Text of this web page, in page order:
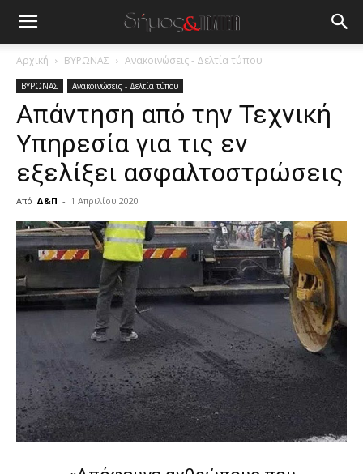
Αρχική ΒΥΡΩΝΑΣ Ανακοινώσεις - Δελτία τύπου
ΒΥΡΩΝΑΣ Ανακοινώσεις - Δελτία τύπου
Απάντηση από την Τεχνική
Υπηρεσία για τις εν
εξελίξει ασφαλτοστρώσεις
Από Δ&Π - 1 Απριλίου 2020
blonde
lesbians
very
hot
cam
show.desi
brandi
lyons
teaches
you
the
meaning